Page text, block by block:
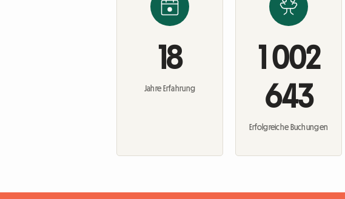
18
Jahre Erfahrung
1 002
643
Erfolgreiche Buchungen